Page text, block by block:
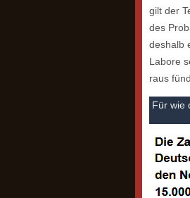
gilt der
des
deshalb
Labore
raus
Für wie